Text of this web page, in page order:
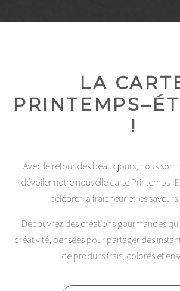
LA
!
Avec le retour des beaux jours, nous
dévoiler notre nouvelle carte
célébrer la fraîcheur et les saveurs
Découvrez des créations gourmandes
créativité, pensées pour partager des
de produits frais, colorés et